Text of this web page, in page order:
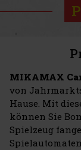
MIKAMAX
von
Hause. Mit
können Sie
Spielzeug